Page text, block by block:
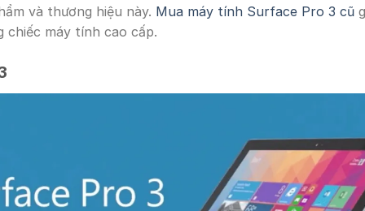
và thương hiệu này. Mua máy tính Surface Pro 3 cũ
chiếc máy tính cao cấp.